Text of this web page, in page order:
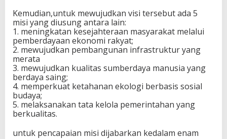
n
R
P
J
M
P
r
g
o
Kemudian,untuk mewujudkan visi tersebut ada 5
misi yang diusung antara lain:
1. meningkatan kesejahteraan masyarakat melalui
pemberdayaan ekonomi rakyat;
2. mewujudkan pembangunan infrastruktur yang
merata
3. mewujudkan kualitas sumberdaya manusia yang
berdaya saing;
4. memperkuat ketahanan ekologi berbasis sosial
budaya;
5. melaksanakan tata kelola pemerintahan yang
berkualitas.
untuk pencapaian misi dijabarkan kedalam enam